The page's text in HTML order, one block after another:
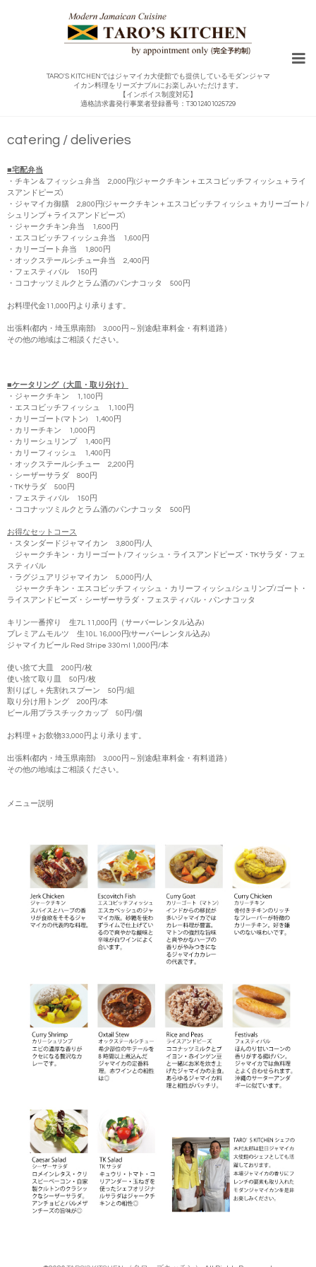
TARO'S KITCHENではジャマイカ大使館でも提供しているモダンジャマ
イカン料理をリーズナブルにお楽しみいただけます。
【インボイス制度対応】
適格請求書発行事業者登録番号：T3012401025729
catering / deliveries
■宅配弁当
・チキン＆フィッシュ弁当 2,000円(ジャークチキン＋エスコビッチフィッシュ＋ライ
スアンドピーズ)
・ジャマイカ御膳 2,800円(ジャークチキン＋エスコビッチフィッシュ＋カリーゴート/
シュリンプ＋ライスアンドピーズ)
・ジャークチキン弁当 1,600円
・エスコビッチフィッシュ弁当 1,600円
・カリーゴート弁当 1,800円
・オックステールシチュー弁当 2,400円
・フェスティバル 150円
・ココナッツミルクとラム酒のパンナコッタ 500円
お料理代金11,000円より承ります。
出張料(都内・埼玉県南部) 3,000円～別途(駐車料金・有料道路）
その他の地域はご相談ください。
■ケータリング（大皿・取り分け）
・ジャークチキン 1,100円
・エスコビッチフィッシュ 1,100円
・カリーゴート(マトン) 1,400円
・カリーチキン 1,000円
・カリーシュリンプ 1,400円
・カリーフィッシュ 1,400円
・オックステールシチュー 2,200円
・シーザーサラダ 800円
・TKサラダ 500円
・フェスティバル 150円
・ココナッツミルクとラム酒のパンナコッタ 500円
お得なセットコース
・スタンダードジャマイカン 3,800円/人
ジャークチキン・カリーゴート/フィッシュ・ライスアンドピーズ・TKサラダ・フェ
スティバル
・ラグジュアリジャマイカン 5,000円/人
ジャークチキン・エスコビッチフィッシュ・カリーフィッシュ/シュリンプ/ゴート・
ライスアンドピーズ・シーザーサラダ・フェスティバル・パンナコッタ
キリン一番搾り 生7L 11,000円（サーバーレンタル込み)
プレミアムモルツ 生10L 16,000円(サーバーレンタル込み)
ジャマイカビール Red Stripe 330ml 1,000円/本
使い捨て大皿 200円/枚
使い捨て取り皿 50円/枚
割りばし＋先割れスプーン 50円/組
取り分け用トング 200円/本
ビール用プラスチックカップ 50円/個
お料理＋お飲物33,000円より承ります。
出張料(都内・埼玉県南部) 3,000円～別途(駐車料金・有料道路）
その他の地域はご相談ください。
メニュー説明